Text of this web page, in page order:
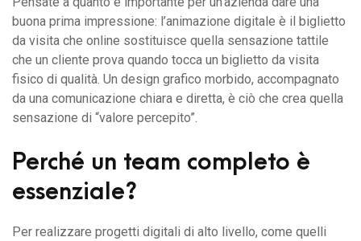
buona prima impressione: l’animazione digitale è il biglietto
da visita che online sostituisce quella sensazione tattile
che un cliente prova quando tocca un biglietto da visita
fisico di qualità. Un design grafico morbido, accompagnato
da una comunicazione chiara e diretta, è ciò che crea quella
sensazione di “valore percepito”.
Perché un team completo è
essenziale?
Per realizzare progetti digitali di alto livello, come quelli